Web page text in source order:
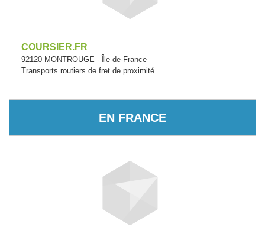
COURSIER.FR
92120 MONTROUGE - Île-de-France
Transports routiers de fret de proximité
EN FRANCE